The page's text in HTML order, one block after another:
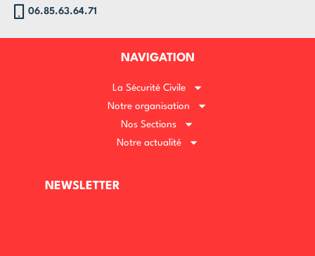
06.85.63.64.71
NAVIGATION
La Sécurité Civile
Notre organisation
Nos Sections
Notre actualité
NEWSLETTER